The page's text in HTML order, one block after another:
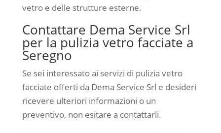
vetro e delle strutture esterne.
Contattare Dema Service Srl
per la pulizia vetro facciate a
Seregno
Se sei interessato ai servizi di pulizia vetro
facciate offerti da Dema Service Srl e desideri
ricevere ulteriori informazioni o un
preventivo, non esitare a contattarli.